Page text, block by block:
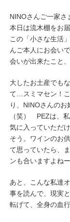
ン
NINOさんご一家さ
本日は流木棚をお
この「小さな生活
んご本人にお会い
会いが出来たこと
大したお土産でも
て…スミマセン！
り、NINOさんの
（笑） PEZは、
気に入っていただ
そう。ワインのお
て思っていたら、
ンも合いますよねー
あと、こんな私達
事を読んで、現実
転げて、全身の血